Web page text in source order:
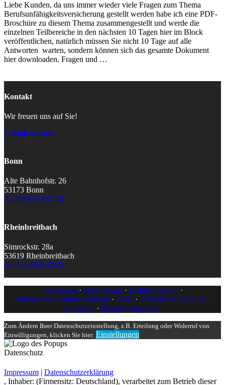
Liebe Kunden, da uns immer wieder viele Fragen zum Thema
Berufsunfähigkeitsversicherung gestellt werden habe ich eine PDF-
Broschüre zu diesem Thema zusammengestellt und werde die
einzelnen Teilbereiche in den nächsten 10 Tagen hier im Block
veröffentlichen, natürlich müssen Sie nicht 10 Tage auf alle
Antworten warten, sondern können sich das gesamte Dokument
hier downloaden. Fragen und …
Kontakt
Wir freuen uns auf Sie!
E-Mail senden
Bonn
Alte Bahnhofstr. 26
53173 Bonn
(0228) 929 432 20
Rheinbreitbach
Simrockstr. 28a
53619 Rheinbreitbach
(02224) 954 476 0
Impressum · Datenschutz · Erstinformation ·
Nachhaltigkeitsinformationen · AGB · Versicherer an die wir
vermitteln · Basisinformationen
Zum Ändern Ihrer Datenschutzeinstellung, z.B. Erteilung oder Widerruf von
Einwilligungen, klicken Sie hier: Einstellungen
Datenschutz
Impressum | Datenschutzerklärung
, Inhaber: (Firmensitz: Deutschland), verarbeitet zum Betrieb dieser